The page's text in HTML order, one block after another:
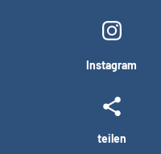
Instagram
teilen